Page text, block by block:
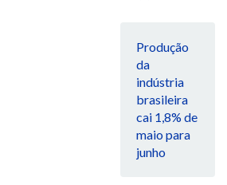
Produção
da
indústria
brasileira
cai 1,8% de
maio para
junho